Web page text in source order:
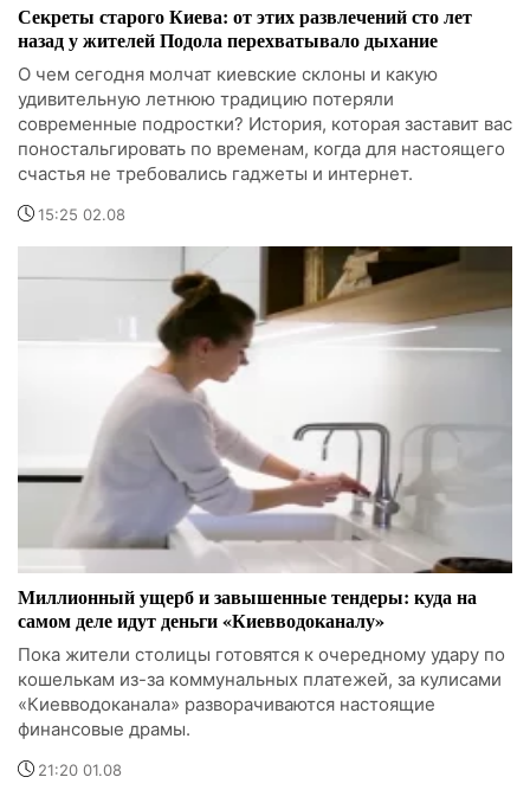
Секреты старого Киева: от этих развлечений сто лет
назад у жителей Подола перехватывало дыхание
О чем сегодня молчат киевские склоны и какую
удивительную летнюю традицию потеряли
современные подростки? История, которая заставит вас
поностальгировать по временам, когда для настоящего
счастья не требовались гаджеты и интернет.
15:25 02.08
Миллионный ущерб и завышенные тендеры: куда на
самом деле идут деньги «Киевводоканалу»
Пока жители столицы готовятся к очередному удару по
кошелькам из-за коммунальных платежей, за кулисами
«Киевводоканала» разворачиваются настоящие
финансовые драмы.
21:20 01.08